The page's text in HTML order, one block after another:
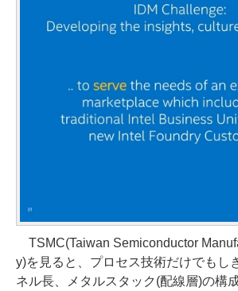
TSMC(Taiwan Semiconductor
y)を見ると、プロセス技術だけでもし
ネル長、メタルスタック(配線層)の構